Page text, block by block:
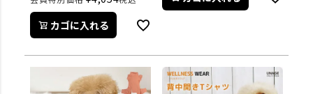
カゴに入れる